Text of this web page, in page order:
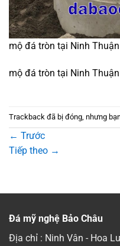
mộ đá tròn tại Ninh Thuận
mộ đá tròn tại Ninh Thuận
Trackback đã bị đóng, nhưng
← Trước
Tiếp theo →
Đá mỹ nghệ Bảo Châu
Địa chỉ : Ninh Vân - Hoa